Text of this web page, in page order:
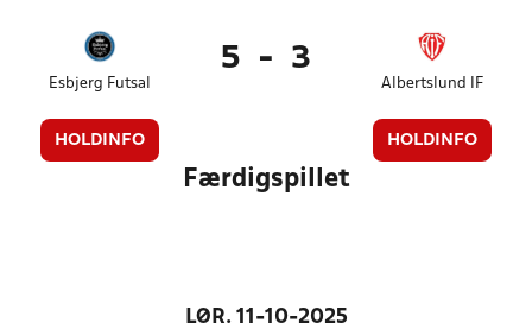
Esbjerg Futsal
HOLDINFO
5 - 3
Albertslund IF
HOLDINFO
Færdigspillet
LØR. 11-10-2025